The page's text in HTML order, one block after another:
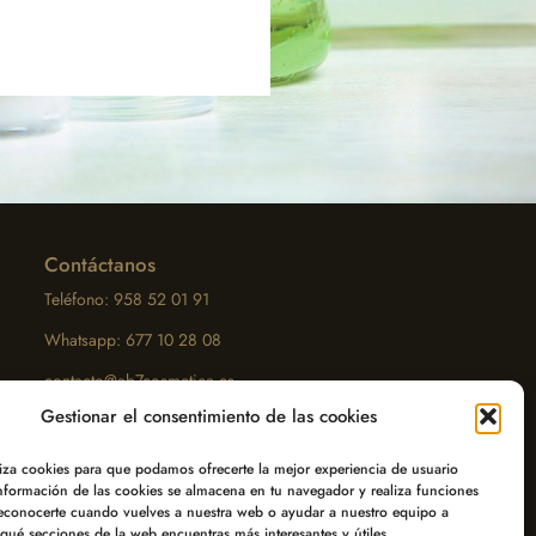
Gestionar el consentimiento de las cookies
cookies para que podamos ofrecerte la mejor experiencia de usuario
de las cookies se almacena en tu navegador y realiza funciones
cuando vuelves a nuestra web o ayudar a nuestro equipo a
Contáctanos
Teléfono: 958 52 01 91
Whatsapp: 677 10 28 08
contacto@ab7cosmetica.es
Métodos de pago disponibles